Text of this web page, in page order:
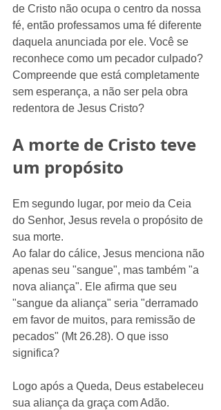
de Cristo não ocupa o centro da nossa
fé, então professamos uma fé diferente
daquela anunciada por ele. Você se
reconhece como um pecador culpado?
Compreende que está completamente
sem esperança, a não ser pela obra
redentora de Jesus Cristo?
A morte de Cristo teve
um propósito
Em segundo lugar, por meio da Ceia
do Senhor, Jesus revela o propósito de
sua morte.
Ao falar do cálice, Jesus menciona não
apenas seu "sangue", mas também "a
nova aliança". Ele afirma que seu
"sangue da aliança" seria "derramado
em favor de muitos, para remissão de
pecados" (Mt 26.28). O que isso
significa?
Logo após a Queda, Deus estabeleceu
sua aliança da graça com Adão.